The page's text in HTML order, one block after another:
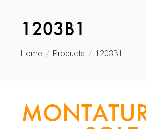
1203B1
Home Products 1203B1